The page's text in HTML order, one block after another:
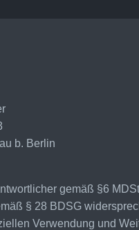
b. Berlin
gemäß §6
§ 28 BDSG
Verwendung und